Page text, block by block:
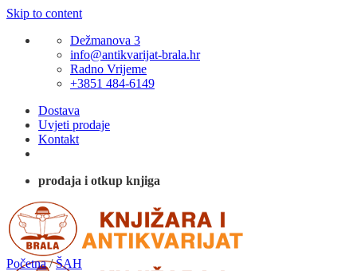
Skip to content
Dežmanova 3
info@antikvarijat-brala.hr
Radno Vrijeme
+3851 484-6149
Dostava
Uvjeti prodaje
Kontakt
prodaja i otkup knjiga
Početna / ŠAH